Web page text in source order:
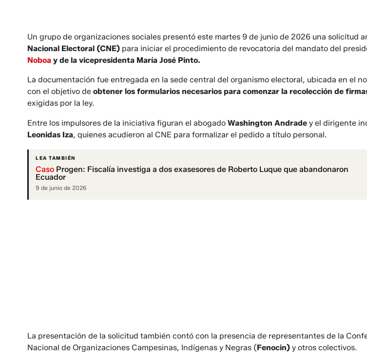
Un grupo de organizaciones sociales presentó este martes 9 de junio de 2026 una solicitud
Nacional Electoral (CNE) para iniciar el procedimiento de revocatoria del mandato del
Noboa y de la vicepresidenta María José Pinto.
La documentación fue entregada en la sede central del organismo electoral, ubicada en el
con el objetivo de obtener los formularios necesarios para comenzar la recolección de
exigidas por la ley.
Entre los impulsores de la iniciativa figuran el abogado Washington Andrade y el dirigente
Leonidas Iza, quienes acudieron al CNE para formalizar el pedido a título personal.
LEA TAMBIÉN
Caso Progen: Fiscalía investiga a dos exasesores de Roberto Luque que abandonaron
Ecuador
9 de junio de 2026
La presentación de la solicitud también contó con la presencia de representantes de la
Nacional de Organizaciones Campesinas, Indígenas y Negras (Fenocin) y otros colectivos.